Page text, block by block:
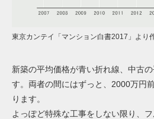
東京カンテイ「マンション白書2017」より
新築の平均価格が青い折れ線、中古
す。両者の間にはずっと、2000万円
ります。
よっぽど特殊な工事をしない限り、